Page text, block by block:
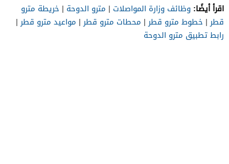
اقرأ أيضًا: وظائف وزارة المواصلات | مترو الدوحة | خريطة مترو
قطر| خطوط مترو قطر| محطات مترو قطر| مواعيد مترو قطر|
رابط تطبيق مترو الدوحة